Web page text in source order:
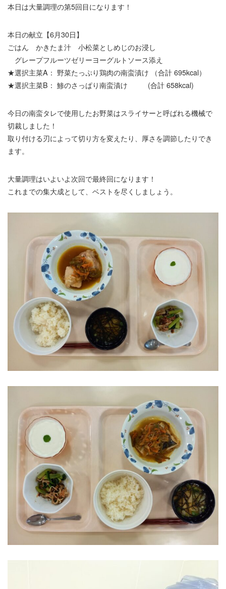
本日は大量調理の第5回目になります！
本日の献立【6月30日】
ごはん かきたま汁 小松菜としめじのお浸し
グレープフルーツゼリーヨーグルトソース添え
★選択主菜A： 野菜たっぷり鶏肉の南蛮漬け （合計 695kcal）
★選択主菜B： 鯵のさっぱり南蛮漬け (合計 658kcal)
今日の南蛮タレで使用したお野菜はスライサーと呼ばれる機械で
切裁しました！
取り付ける刃によって切り方を変えたり、厚さを調節したりでき
ます。
大量調理はいよいよ次回で最終回になります！
これまでの集大成として、ベストを尽くしましょう。